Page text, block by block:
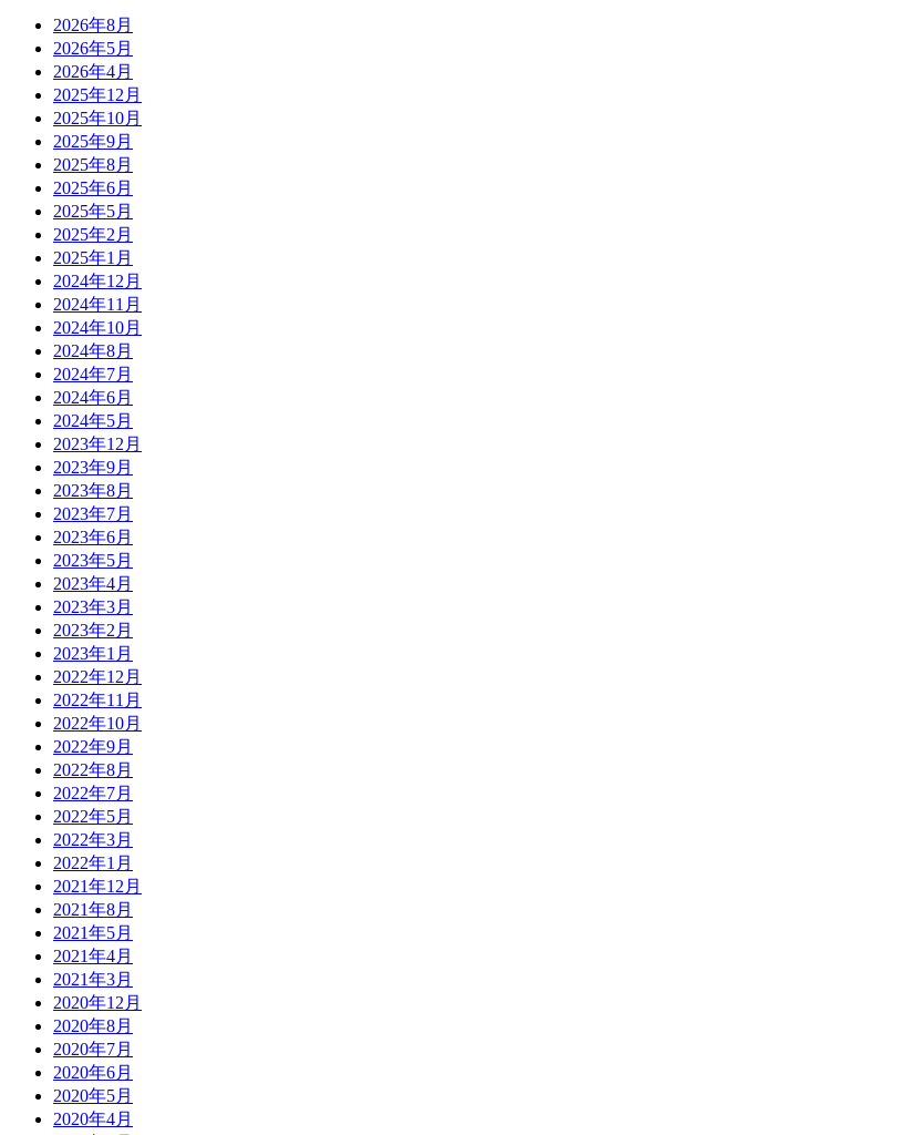
2026年8月
2026年5月
2026年4月
2025年12月
2025年10月
2025年9月
2025年8月
2025年6月
2025年5月
2025年2月
2025年1月
2024年12月
2024年11月
2024年10月
2024年8月
2024年7月
2024年6月
2024年5月
2023年12月
2023年9月
2023年8月
2023年7月
2023年6月
2023年5月
2023年4月
2023年3月
2023年2月
2023年1月
2022年12月
2022年11月
2022年10月
2022年9月
2022年8月
2022年7月
2022年5月
2022年3月
2022年1月
2021年12月
2021年8月
2021年5月
2021年4月
2021年3月
2020年12月
2020年8月
2020年7月
2020年6月
2020年5月
2020年4月